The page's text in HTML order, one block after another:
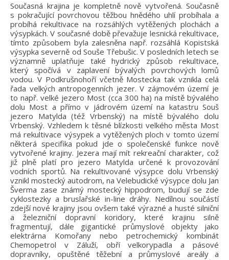
Současná krajina je kompletně nově vytvořená. Současně
s pokračující povrchovou těžbou hnědého uhlí probíhala a
probíhá rekultivace na rozsáhlých vytěžených plochách a
výsypkách. V současné době převažuje lesnická rekultivace,
tímto způsobem byla zalesněna např. rozsáhlá Kopistská
výsypka severně od Souše Třebušic. V posledních letech se
významně uplatňuje také hydrický způsob rekultivace,
který spočívá v zaplavení bývalých povrchových lomů
vodou. V Podkrušnohoří včetně Mostecka tak vznikla celá
řada velkých antropogenních jezer. V zájmovém území je
to např. velké jezero Most (cca 300 ha) na místě bývalého
dolu Most a přímo v jádrovém území na katastru Souš
jezero Matylda (též Vrbenský) na místě bývalého dolu
Vrbenský. Vzhledem k těsné blízkosti velkého města Most
má rekultivace výsypek a vytěžených ploch v tomto území
některá specifika pokud jde o společenské funkce nově
vytvořené krajiny. Jezera mají mít rekreační charakter, což
již plně platí pro jezero Matylda určené k provozování
vodních sportů. Na rekultivované výsypce dolu Vrbenský
vznikl mostecký autodrom, na Velebudické výsypce dolu Jan
Šverma zase známý mostecký hippodrom, budují se zde
cyklostezky a bruslařské in-line dráhy. Nedílnou součástí
zdejší nové krajiny jsou ovšem také výrazné a husté silniční
a železniční dopravní koridory, které krajinu silně
fragmentují, dále gigantické průmyslové objekty jako
elektrárna Komořany nebo petrochemický kombinát
Chemopetrol v Záluží, obří velkorypadla a pásové
dopravníky, opuštěné těžební a průmyslové areály a